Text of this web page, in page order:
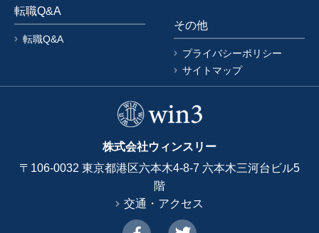
転職Q&A
転職Q&A
その他
プライバシーポリシー
サイトマップ
株式会社ウィンスリー
〒106-0032 東京都港区六本木4-8-7 六本木三河台ビル5
階
交通・アクセス